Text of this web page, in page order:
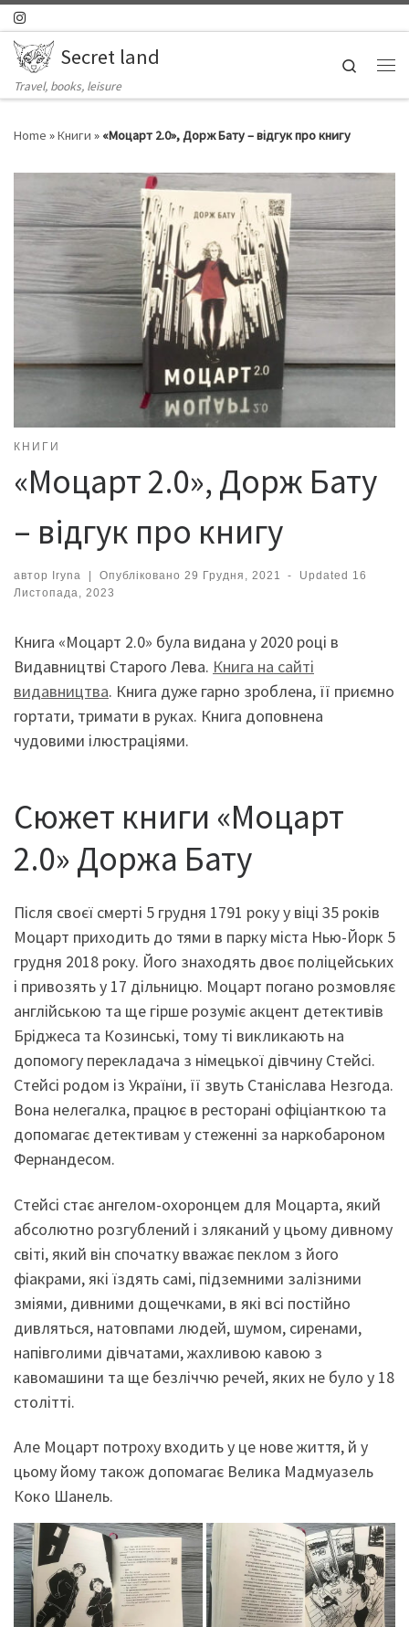
Skip to content
Secret land
Travel, books, leisure
Search
Home »Книги » «Моцарт 2.0», Дорж Бату – відгук про книгу
КНИГИ
«Моцарт 2.0», Дорж Бату
– відгук про книгу
автор Iryna Опубліковано 29 Грудня, 2021 - Updated 16
Листопада, 2023
Книга «Моцарт 2.0» була видана у 2020 році в
Видавництві Старого Лева. Книга на сайті
видавництва. Книга дуже гарно зроблена, її приємно
гортати, тримати в руках. Книга доповнена
чудовими ілюстраціями.
Сюжет книги «Моцарт
2.0» Доржа Бату
Після своєї смерті 5 грудня 1791 року у віці 35 років
Моцарт приходить до тями в парку міста Нью-Йорк 5
грудня 2018 року. Його знаходять двоє поліцейських
і привозять у 17 дільницю. Моцарт погано розмовляє
англійською та ще гірше розуміє акцент детективів
Бріджеса та Козинські, тому ті викликають на
допомогу перекладача з німецької дівчину Стейсі.
Стейсі родом із України, її звуть Станіслава Незгода.
Вона нелегалка, працює в ресторані офіціанткою та
допомагає детективам у стеженні за наркобароном
Фернандесом.
Стейсі стає ангелом-охоронцем для Моцарта, який
абсолютно розгублений і зляканий у цьому дивному
світі, який він спочатку вважає пеклом з його
фіакрами, які їздять самі, підземними залізними
зміями, дивними дощечками, в які всі постійно
дивляться, натовпами людей, шумом, сиренами,
напівголими дівчатами, жахливою кавою з
кавомашини та ще безліччю речей, яких не було у 18
столітті.
Але Моцарт потроху входить у це нове життя, й у
цьому йому також допомагає Велика Мадмуазель
Коко Шанель.